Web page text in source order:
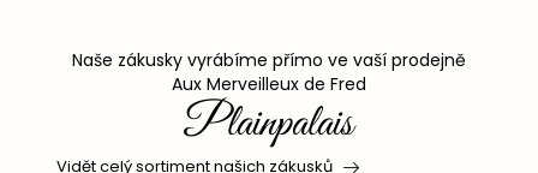
Naše zákusky vyrábíme přímo ve vaší prodejně
Aux Merveilleux de Fred
Plainpalais
Vidět celý sortiment našich zákusků